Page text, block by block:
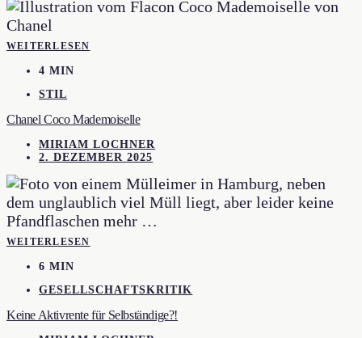
WEITERLESEN
4 MIN
STIL
Chanel Coco Mademoiselle
MIRIAM LOCHNER
2. DEZEMBER 2025
WEITERLESEN
6 MIN
GESELLSCHAFTSKRITIK
Keine Aktivrente für Selbständige?!